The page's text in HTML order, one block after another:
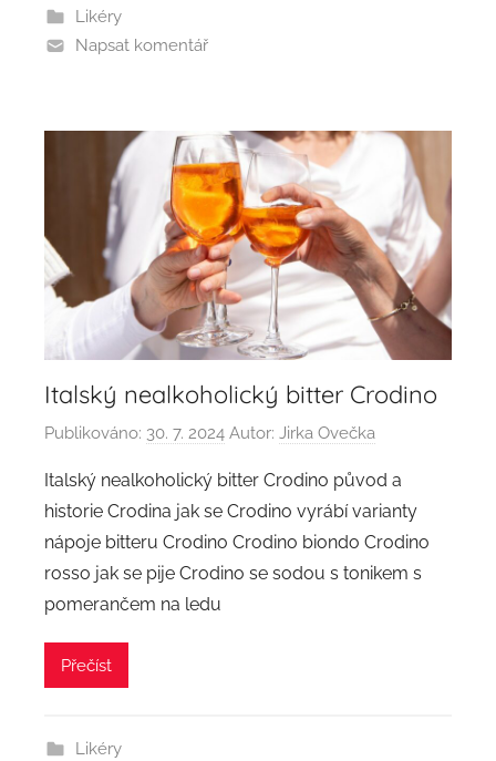
Likéry
Napsat komentář
Italský nealkoholický bitter Crodino
Publikováno: 30. 7. 2024 Autor: Jirka Ovečka
Italský nealkoholický bitter Crodino původ a
historie Crodina jak se Crodino vyrábí varianty
nápoje bitteru Crodino Crodino biondo Crodino
rosso jak se pije Crodino se sodou s tonikem s
pomerančem na ledu
Přečíst
Likéry